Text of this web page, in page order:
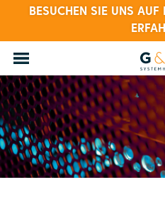
BESUCHEN SIE UNS